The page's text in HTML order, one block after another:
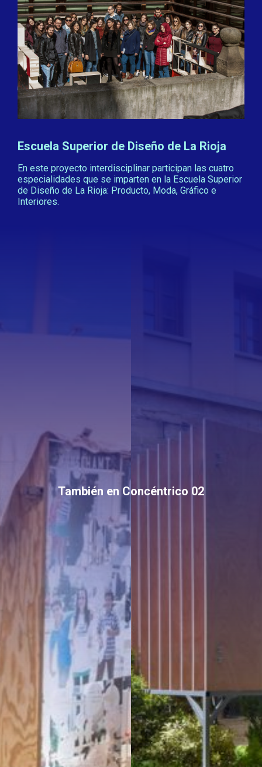
Escuela Superior de Diseño de La Rioja
En este proyecto interdisciplinar participan las cuatro
especialidades que se imparten en la Escuela Superior
de Diseño de La Rioja: Producto, Moda, Gráfico e
Interiores.
También en Concéntrico 02